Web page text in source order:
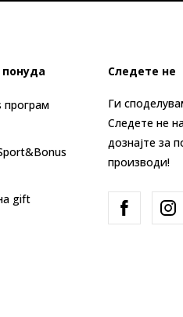
програм
gift
Следете не
Ги
Следете не
дознајте за
производи!